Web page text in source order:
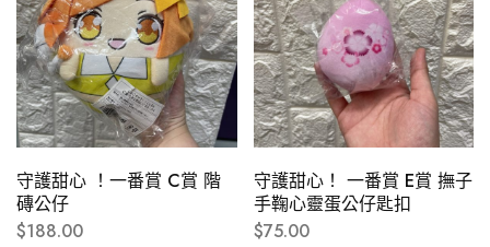
守護甜心 ！一番賞 C賞 階
磚公仔
$188.00
守護甜心！ 一番賞 E賞 撫子
手鞠心靈蛋公仔匙扣
$75.00